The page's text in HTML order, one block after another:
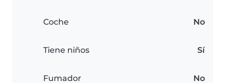
Coche No
Tiene niños Sí
Fumador No